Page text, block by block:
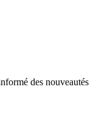
des nouveautés